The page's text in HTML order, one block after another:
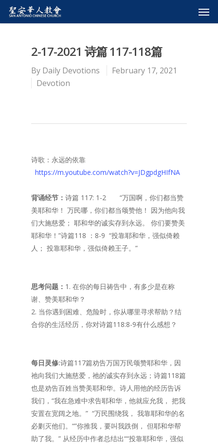
2-17-2021 诗篇 117-118篇
By Daily Devotions
February 17, 2021
Devotion
诗歌：永远的依靠
https://m.youtube.com/watch?v=JDgpdgHIfNA
背诵经节： 诗篇 117: 1-2 “万国啊，你们都当赞
美耶和华！ 万民哪，你们都当颂赞他！ 因为他向我
们大施慈爱； 耶和华的诚实存到永远。 你们要赞美
耶和华！”诗篇118 ：8-9 “投靠耶和华，强似倚赖
人； 投靠耶和华，强似倚赖王子。”
思考问题： 1. 在你的每日祷告中，有多少是在称
谢、赞美耶和华？
2. 当你遇到困难、危险时，你从哪里寻求帮助？结
合你的生活经历，你对诗篇118:8-9有什么感想？
每日灵修:诗篇117篇劝告万国万民颂赞耶和华，因
祂向我们大施慈爱，祂的诚实存到永远；诗篇118篇
也是劝告百姓当赞美耶和华。诗人用他的经历告诉
我们，“我在急难中求告耶和华，他就应允我， 把我
安置在宽阔之地。” ‭‭ “万民围绕我， 我靠耶和华的名
必剿灭他们。“”你推我，要叫我跌倒， 但耶和华帮
助了我。” 从经历中作者总结出““投靠耶和华，强似